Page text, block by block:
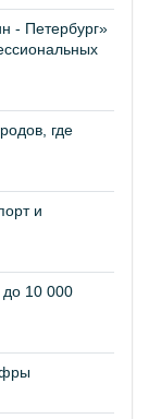
- Петербург»
где
и
10 000